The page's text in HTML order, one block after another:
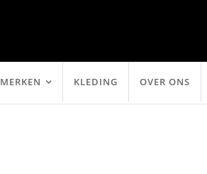
MERKEN KLEDING OVER ONS